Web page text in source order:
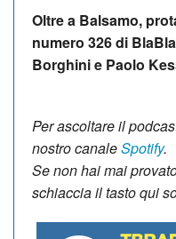
Oltre a Balsamo,
numero 326 di
Borghini e Paolo
Per ascoltare il
nostro canaleSpotify.
Se non hai mai
schiaccia il tasto qui